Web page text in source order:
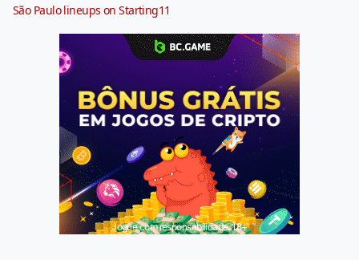
São Paulo lineups on Starting11
Jogue com responsabilidade. 18+